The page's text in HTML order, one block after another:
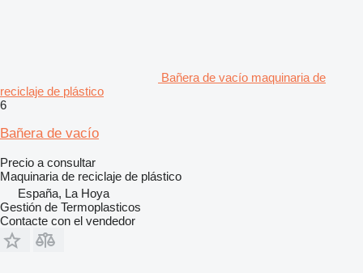
Bañera de vacío maquinaria de
reciclaje de plástico
6
Bañera de vacío
Precio a consultar
Maquinaria de reciclaje de plástico
España, La Hoya
Gestión de Termoplasticos
Contacte con el vendedor